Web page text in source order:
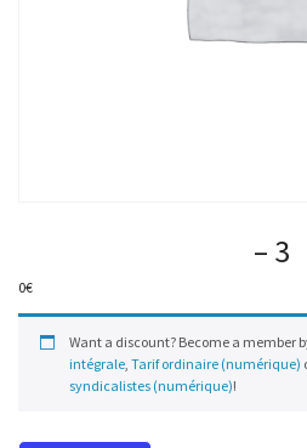
– 3
0€
Want a discount? Become a member
intégrale, Tarif ordinaire (numérique)
syndicalistes (numérique)!